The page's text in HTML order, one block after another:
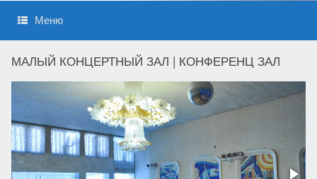
Меню
МАЛЫЙ КОНЦЕРТНЫЙ ЗАЛ | КОНФЕРЕНЦ ЗАЛ